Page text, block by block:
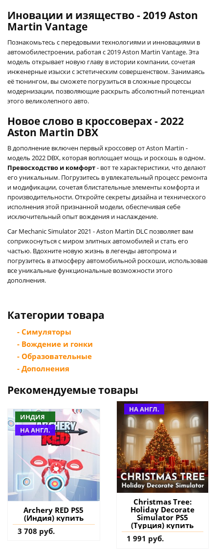
Иновации и изящество - 2019 Aston
Martin Vantage
Познакомьтесь с передовыми технологиями и инновациями в
автомобилестроении, работая с 2019 Aston Martin Vantage. Эта
модель открывает новую главу в истории компании, сочетая
инженерные изыски с эстетическим совершенством. Занимаясь
её тюнингом, вы сможете погрузиться в сложные процессы
модернизации, позволяющие раскрыть абсолютный потенциал
этого великолепного авто.
Новое слово в кроссоверах - 2022
Aston Martin DBX
В дополнение включен первый кроссовер от Aston Martin -
модель 2022 DBX, которая воплощает мощь и роскошь в одном.
Превосходство и комфорт- вот те характеристики, что делают
его уникальным. Погрузитесь в увлекательный процесс ремонта
и модификации, сочетая блистательные элементы комфорта и
производительности. Откройте секреты дизайна и технического
исполнения этой признанной модели, обеспечивая себе
исключительный опыт вождения и наслаждение.
Car Mechanic Simulator 2021 - Aston Martin DLC позволяет вам
соприкоснуться с миром элитных автомобилей и стать его
частью. Вдохните новую жизнь в легенды автопрома и
погрузитесь в атмосферу автомобильной роскоши, использовав
все уникальные функциональные возможности этого
дополнения.
Категории товара
- Симуляторы
- Вождение и гонки
- Образовательные
- Дополнения
Рекомендуемые товары
ИНДИЯ
НА АНГЛ.
Archery RED PS5
(Индия) купить
3 708 руб.
НА АНГЛ.
Christmas Tree:
Holiday Decorate
Simulator PS5
(Турция) купить
1 991 руб.